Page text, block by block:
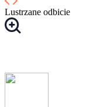
Lustrzane odbicie